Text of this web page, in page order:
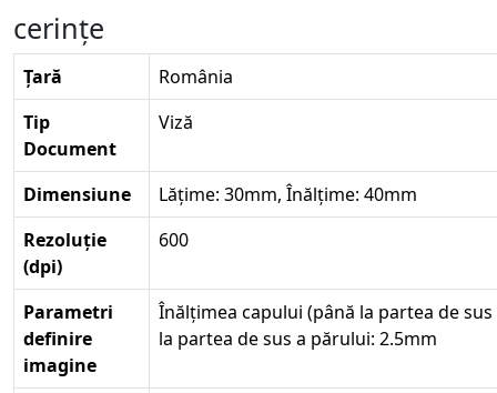
cerinţe
Țară
România
Tip
Document
Viză
Dimensiune
Lățime: 30mm, Înălțime: 40mm
Rezoluție
(dpi)
600
Parametri
definire
imagine
Înălțimea capului (până la partea de
la partea de sus a părului: 2.5mm